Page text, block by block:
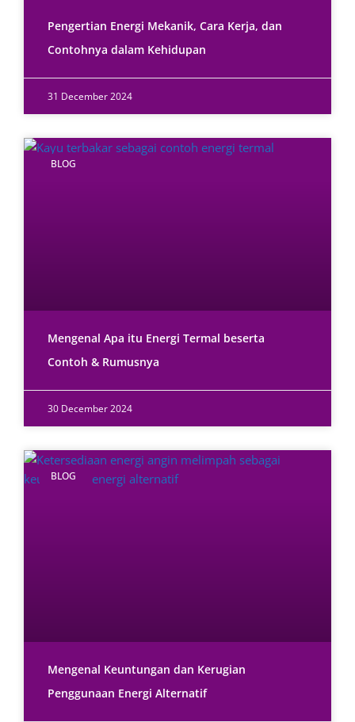
Pengertian Energi Mekanik, Cara Kerja, dan
Contohnya dalam Kehidupan
31 December 2024
BLOG
Mengenal Apa itu Energi Termal beserta
Contoh & Rumusnya
30 December 2024
BLOG
Mengenal Keuntungan dan Kerugian
Penggunaan Energi Alternatif